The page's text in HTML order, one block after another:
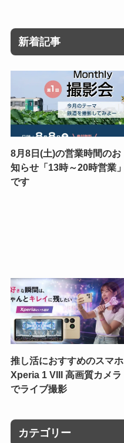
新着記事
8月8日(土)の営業時間のお
知らせ「13時～20時営業」
です
推し活におすすめのスマホ
Xperia 1 VIII 高画質カメラ
でライブ撮影
カテゴリー